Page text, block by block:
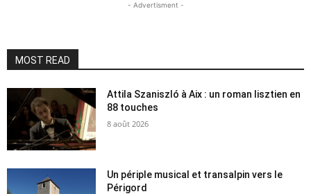
- Advertisment -
MOST READ
Attila Szaniszló à Aix : un roman lisztien en
88 touches
8 août 2026
Un périple musical et transalpin vers le
Périgord